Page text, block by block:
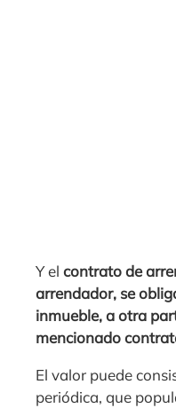
Y el contrato de
arrendador, se
inmueble, a otra
mencionado
El valor puede
periódica, que